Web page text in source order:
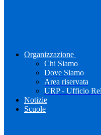
Organizzazione
Chi Siamo
Dove Siamo
Area riservata
URP - Ufficio
Notizie
Scuole